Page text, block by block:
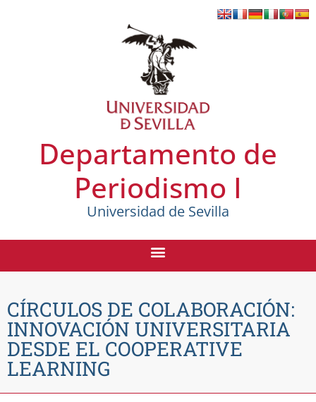
Departamento de
Periodismo I
Universidad de Sevilla
CÍRCULOS DE COLABORACIÓN:
INNOVACIÓN UNIVERSITARIA
DESDE EL COOPERATIVE
LEARNING